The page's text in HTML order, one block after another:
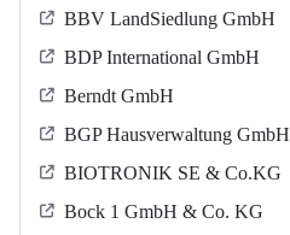
BBV LandSiedlung GmbH
BDP International GmbH
Berndt GmbH
BGP Hausverwaltung GmbH
BIOTRONIK SE & Co.KG
Bock 1 GmbH & Co. KG